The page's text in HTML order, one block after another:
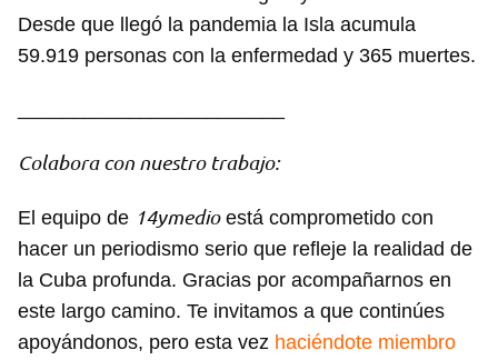
Guardar como favorito
Desde que llegó la pandemia la Isla acumula
59.919 personas con la enfermedad y 365 muertes.
Colabora con nuestro trabajo:
El equipo de 14ymedioestá comprometido con
hacer un periodismo serio que refleje la realidad de
la Cuba profunda. Gracias por acompañarnos en
este largo camino. Te invitamos a que continúes
apoyándonos, pero esta vez haciéndote miembro